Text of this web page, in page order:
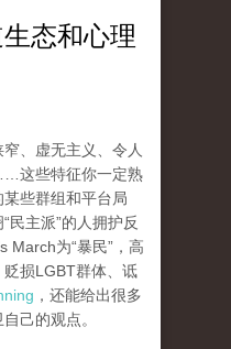
态和心理
、虚无主义、令人
这些特征你一定熟
些群组和平台局
民主派”的人拥护反
March为“暴民”，高
贬损LGBT群体、诋
，还能给出很多
己的观点。